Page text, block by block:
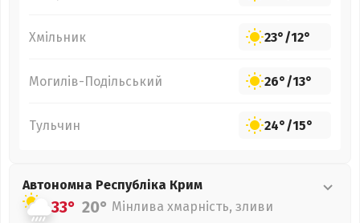
Хмільник 23°/12°
Могилів-Подільський 26°/13°
Тульчин 24°/15°
Автономна Республіка Крим
33° 20° Мінлива хмарність, зливи